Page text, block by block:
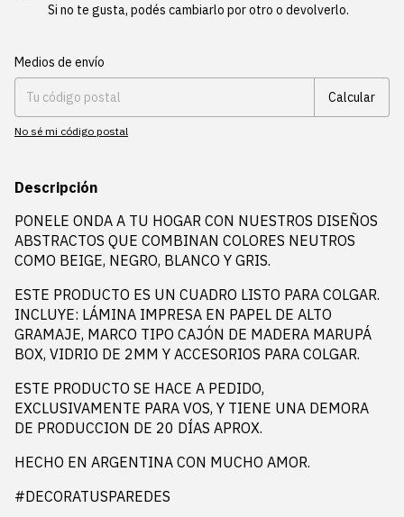
Si no te gusta, podés cambiarlo por otro o devolverlo.
Entregas para el CP:
Medios de envío
Calcular
No sé mi código postal
Descripción
PONELE ONDA A TU HOGAR CON NUESTROS DISEÑOS
ABSTRACTOS QUE COMBINAN COLORES NEUTROS
COMO BEIGE, NEGRO, BLANCO Y GRIS.
ESTE PRODUCTO ES UN CUADRO LISTO PARA COLGAR.
INCLUYE: LÁMINA IMPRESA EN PAPEL DE ALTO
GRAMAJE, MARCO TIPO CAJÓN DE MADERA MARUPÁ
BOX, VIDRIO DE 2MM Y ACCESORIOS PARA COLGAR.
ESTE PRODUCTO SE HACE A PEDIDO,
EXCLUSIVAMENTE PARA VOS, Y TIENE UNA DEMORA
DE PRODUCCION DE 20 DÍAS APROX.
HECHO EN ARGENTINA CON MUCHO AMOR.
#DECORATUSPAREDES